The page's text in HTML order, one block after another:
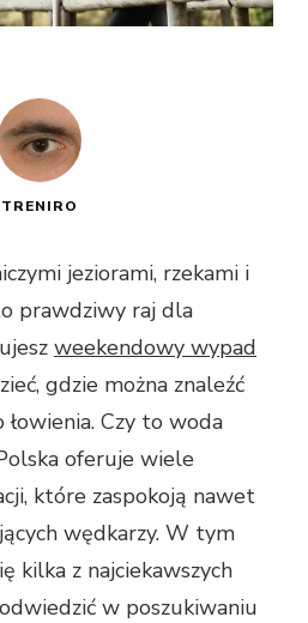
TRENIRO
jeziorami, rzekami i
prawdziwy raj dla
weekendowy wypad
gdzie można znaleźć
łowienia. Czy to woda
oferuje wiele
które zaspokoją nawet
wędkarzy. W tym
kilka z najciekawszych
w poszukiwaniu